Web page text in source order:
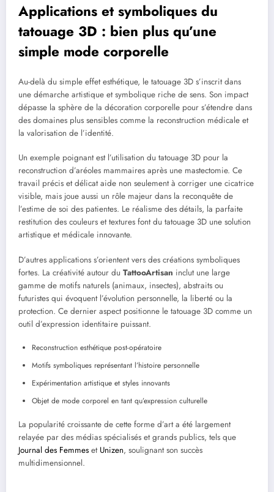
Applications et symboliques du
tatouage 3D : bien plus qu’une
simple mode corporelle
Au-delà du simple effet esthétique, le tatouage 3D s’inscrit dans
une démarche artistique et symbolique riche de sens. Son impact
dépasse la sphère de la décoration corporelle pour s’étendre dans
des domaines plus sensibles comme la reconstruction médicale et
la valorisation de l’identité.
Un exemple poignant est l’utilisation du tatouage 3D pour la
reconstruction d’aréoles mammaires après une mastectomie. Ce
travail précis et délicat aide non seulement à corriger une cicatrice
visible, mais joue aussi un rôle majeur dans la reconquête de
l’estime de soi des patientes. Le réalisme des détails, la parfaite
restitution des couleurs et textures font du tatouage 3D une solution
artistique et médicale innovante.
D’autres applications s’orientent vers des créations symboliques
fortes. La créativité autour du TattooArtisan inclut une large
gamme de motifs naturels (animaux, insectes), abstraits ou
futuristes qui évoquent l’évolution personnelle, la liberté ou la
protection. Ce dernier aspect positionne le tatouage 3D comme un
outil d’expression identitaire puissant.
Reconstruction esthétique post-opératoire
Motifs symboliques représentant l’histoire personnelle
Expérimentation artistique et styles innovants
Objet de mode corporel en tant qu’expression culturelle
La popularité croissante de cette forme d’art a été largement
relayée par des médias spécialisés et grands publics, tels que
Journal des Femmes et Unizen, soulignant son succès
multidimensionnel.